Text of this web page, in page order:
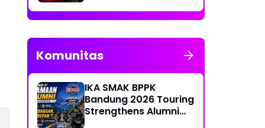
Kasus Penyekapan
dan Penganiayaan
Komunitas
IKA SMAK BPPK
Bandung 2026 Touring
Strengthens Alumni